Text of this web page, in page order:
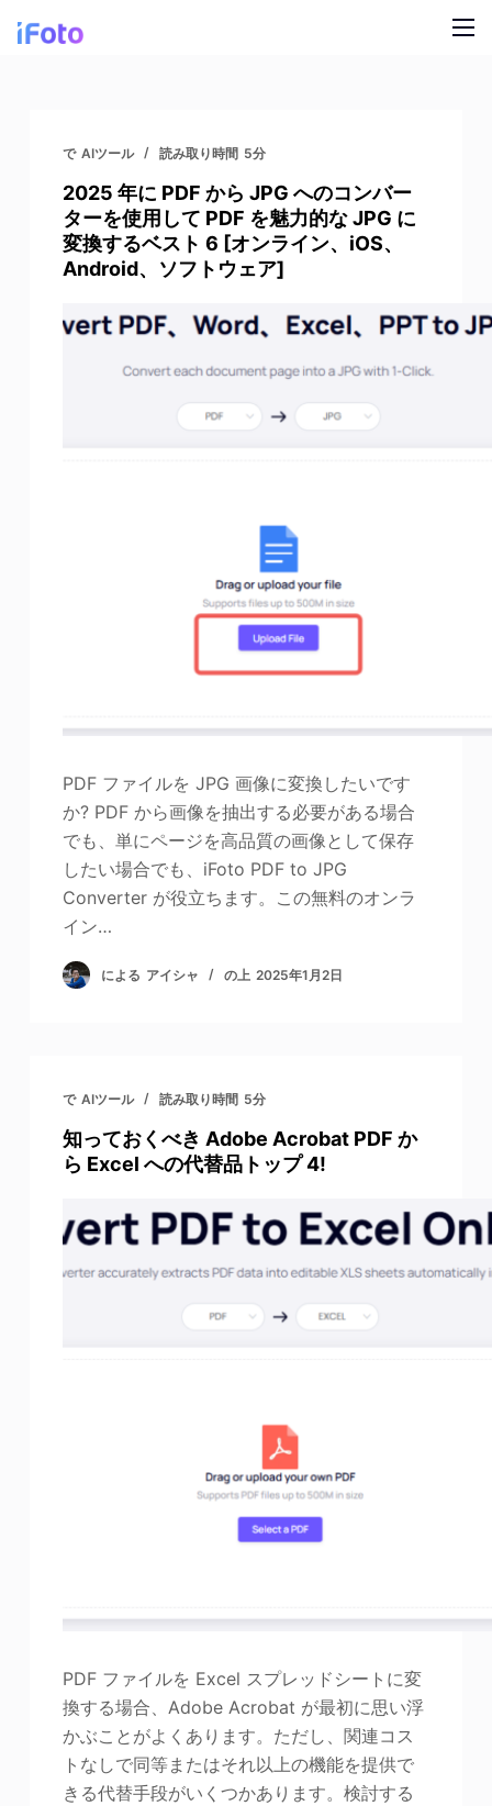
コ
AI ファッションモデル
オンライン背景チェンジャー
モデルの AI の背景
ブログ
私たちについて
で AIツール 読み取り時間 5分
2025 年に PDF から JPG へのコンバー
ターを使用して PDF を魅力的な JPG に
変換するベスト 6 [オンライン、iOS、
Android、ソフトウェア]
PDF ファイルを JPG 画像に変換したいです
か? PDF から画像を抽出する必要がある場合
でも、単にページを高品質の画像として保存
したい場合でも、iFoto PDF to JPG
Converter が役立ちます。この無料のオンラ
イン…
による アイシャ の上 2025年1月2日
で AIツール 読み取り時間 5分
知っておくべき Adobe Acrobat PDF か
ら Excel への代替品トップ 4!
PDF ファイルを Excel スプレッドシートに変
換する場合、Adobe Acrobat が最初に思い浮
かぶことがよくあります。ただし、関連コス
トなしで同等またはそれ以上の機能を提供で
きる代替手段がいくつかあります。検討する